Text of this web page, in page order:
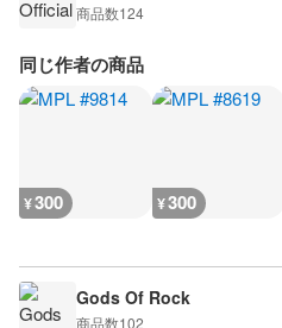
商品数124
同じ作者の商品
¥300 ¥300
Gods Of Rock
商品数102